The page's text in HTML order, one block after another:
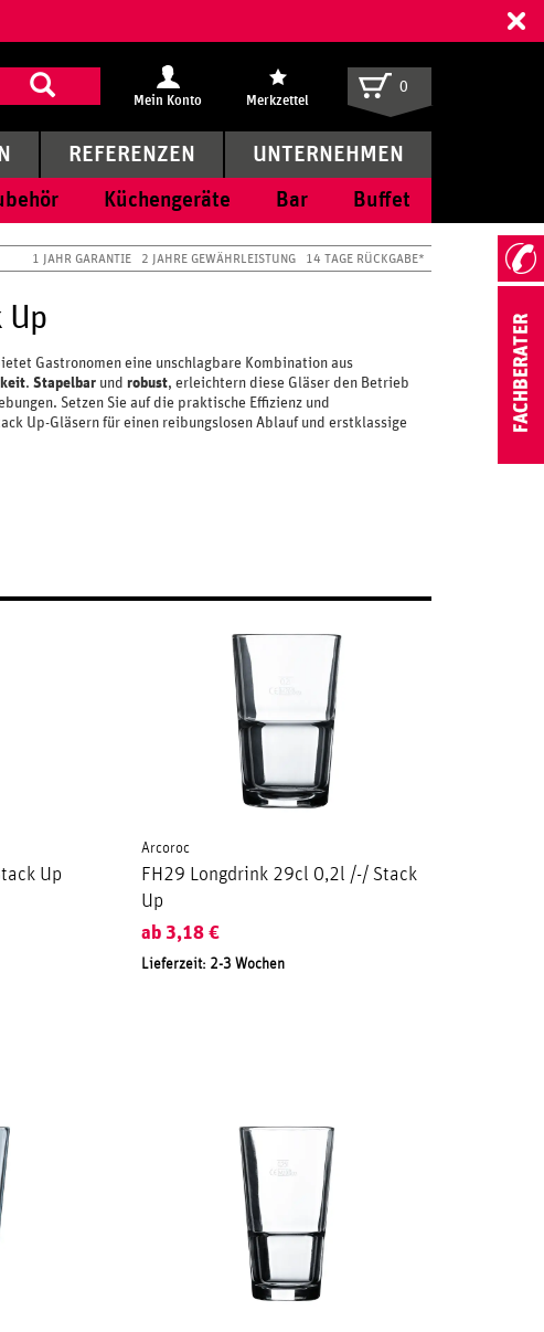
Mein Konto Merkzettel
0
Küchengeräte Bar Buffet
REFERENZEN UNTERNEHMEN
1 JAHR GARANTIE 2 JAHRE GEWÄHRLEISTUNG 14 TAGE RÜCKGABE*
Up
Gastronomen eine unschlagbare Kombination aus
. Stapelbarund robust, erleichtern diese Gläser den Betrieb
Setzen Sie auf die praktische Effizienz und
Up-Gläsern für einen reibungslosen Ablauf und erstklassige
Up
Arcoroc
FH29 Longdrink 29cl 0,2l /-/ Stack
Up
ab 3,18 €
Lieferzeit: 2-3 Wochen